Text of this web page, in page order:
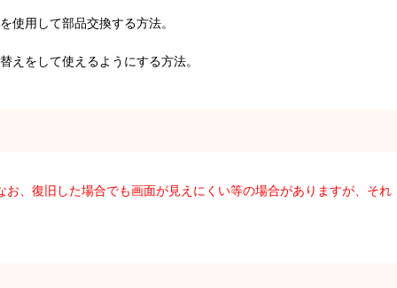
使用して部品交換する方法。
えをして使えるようにする方法。
、復旧した場合でも画面が見えにくい等の場合がありますが、それ